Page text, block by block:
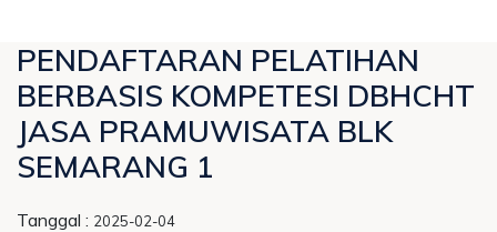
PENDAFTARAN PELATIHAN
BERBASIS KOMPETESI DBHCHT
JASA PRAMUWISATA BLK
SEMARANG 1
Tanggal : 2025-02-04